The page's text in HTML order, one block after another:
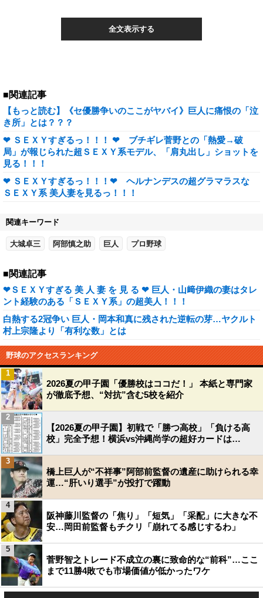
全文表示する
■関連記事
【もっと読む】《セ優勝争いのここがヤバイ》巨人に痛恨の「泣
き所」とは？？？
❤ ＳＥＸＹすぎるっ！！！ ❤ ブチギレ菅野との「熱愛→破
局」が報じられた超ＳＥＸＹ系モデル、「肩丸出し」ショットを
見る！！！
❤ ＳＥＸＹすぎるっ！！！❤ ヘルナンデスの超グラマラスな
ＳＥＸＹ系 美人妻を見るっ！！！
関連キーワード
大城卓三 阿部慎之助 巨人 プロ野球
■関連記事
❤ＳＥＸＹすぎる 美 人 妻 を 見 る ❤ 巨人・山﨑伊織の妻はタレ
ント経験のある「ＳＥＸＹ系」の超美人！！！
白熱する2冠争い 巨人・岡本和真に残された逆転の芽…ヤクルト
村上宗隆より「有利な数」とは
野球のアクセスランキング
2026夏の甲子園「優勝校はココだ！」 本紙と専門家
が徹底予想、“対抗”含む5校を紹介
1
【2026夏の甲子園】初戦で「勝つ高校」「負ける高
校」完全予想！横浜vs沖縄尚学の超好カードは…
2
橋上巨人が“不祥事”阿部前監督の遺産に助けられる幸
運…“肝いり選手”が投打で躍動
3
阪神藤川監督の「焦り」「短気」「采配」に大きな不
安…岡田前監督もチクリ「崩れてる感じするわ」
4
菅野智之トレード不成立の裏に致命的な“前科”…ここ
まで11勝4敗でも市場価値が低かったワケ
5